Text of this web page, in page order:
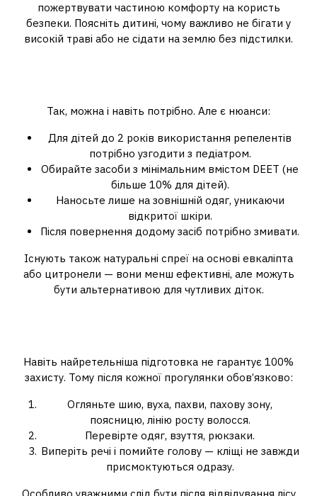
пожертвувати частиною комфорту на користь
безпеки. Поясніть дитині, чому важливо не бігати у
високій траві або не сідати на землю без підстилки.
Так, можна і навіть потрібно. Але є нюанси:
Для дітей до 2 років використання репелентів
потрібно узгодити з педіатром.
Обирайте засоби з мінімальним вмістом DEET (не
більше 10% для дітей).
Наносьте лише на зовнішній одяг, уникаючи
відкритої шкіри.
Після повернення додому засіб потрібно змивати.
Існують також натуральні спреї на основі евкаліпта
або цитронели — вони менш ефективні, але можуть
бути альтернативою для чутливих діток.
Навіть найретельніша підготовка не гарантує 100%
захисту. Тому після кожної прогулянки обов’язково:
Огляньте шию, вуха, пахви, пахову зону,
поясницю, лінію росту волосся.
Перевірте одяг, взуття, рюкзаки.
Виперіть речі і помийте голову — кліщі не завжди
присмоктуються одразу.